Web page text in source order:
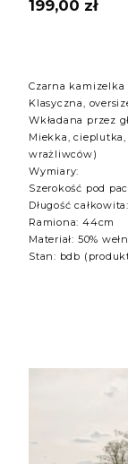
199,00 zł
Czarna kamizelka
Klasyczna,
Wkładana przez
Miekka,
wrażliwców)
Wymiary:
Szerokość pod
Długość
Ramiona: 44cm
Materiał: 50%
Stan: bdb